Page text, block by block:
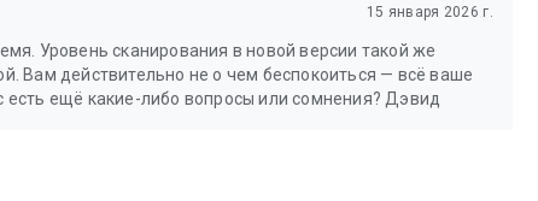
API, чтобы защитить слабовидящих и других пользователей
15 января 2026 г.
Уровень сканирования в новой версии такой же
Вам действительно не о чем беспокоиться — всё ваше
есть ещё какие-либо вопросы или сомнения? Дэвид